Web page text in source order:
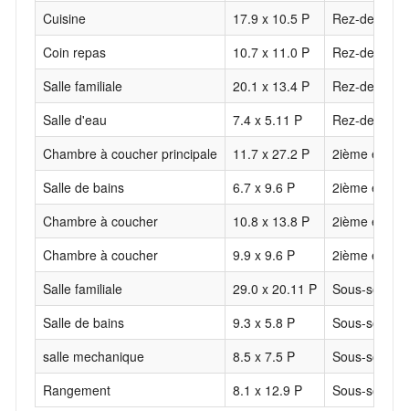
Cuisine
17.9 x 10.5 P
Rez-de-
Coin repas
10.7 x 11.0 P
Rez-de-
Salle familiale
20.1 x 13.4 P
Rez-de-
Salle d'eau
7.4 x 5.11 P
Rez-de-
Chambre à coucher principale
11.7 x 27.2 P
2ième étage
Salle de bains
6.7 x 9.6 P
2ième étage
Chambre à coucher
10.8 x 13.8 P
2ième étage
Chambre à coucher
9.9 x 9.6 P
2ième étage
Salle familiale
29.0 x 20.11 P
Sous-sol
Salle de bains
9.3 x 5.8 P
Sous-sol
salle mechanique
8.5 x 7.5 P
Sous-sol
Rangement
8.1 x 12.9 P Sous-sol